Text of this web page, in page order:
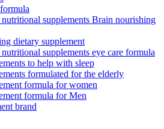
supplements Brain nourishing
dietary supplement
supplements eye care formula
to help with sleep
formulated for the elderly
formula for women
formula for Men
brand